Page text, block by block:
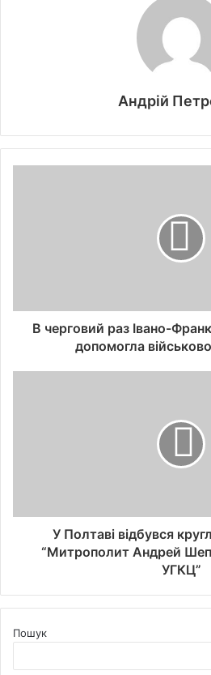
Андрій
В черговий раз Івано-
допомогла
У Полтаві відбувся
“Митрополит Андрей
УГКЦ”
Пошук